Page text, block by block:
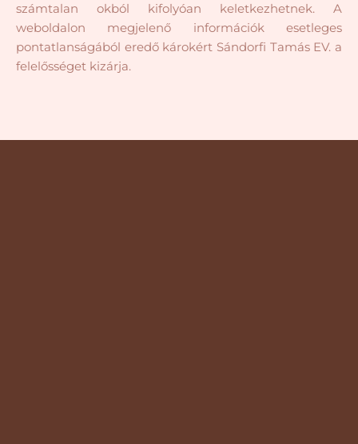
számtalan okból kifolyóan keletkezhetnek. A
weboldalon megjelenő információk esetleges
pontatlanságából eredő károkért Sándorfi Tamás EV. a
felelősséget kizárja.